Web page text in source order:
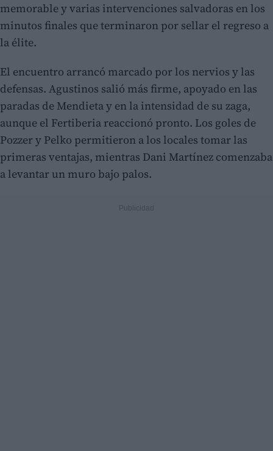
memorable y varias intervenciones salvadoras en los
minutos finales que terminaron por sellar el regreso a
la élite.
El encuentro arrancó marcado por los nervios y las
defensas. Agustinos salió más firme, apoyado en las
paradas de Mendieta y en la intensidad de su zaga,
aunque el Fertiberia reaccionó pronto. Los goles de
Pozzer y Pelko permitieron a los locales tomar las
primeras ventajas, mientras Dani Martínez comenzaba
a levantar un muro bajo palos.